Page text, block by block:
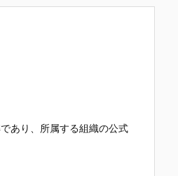
あり、所属する組織の公式